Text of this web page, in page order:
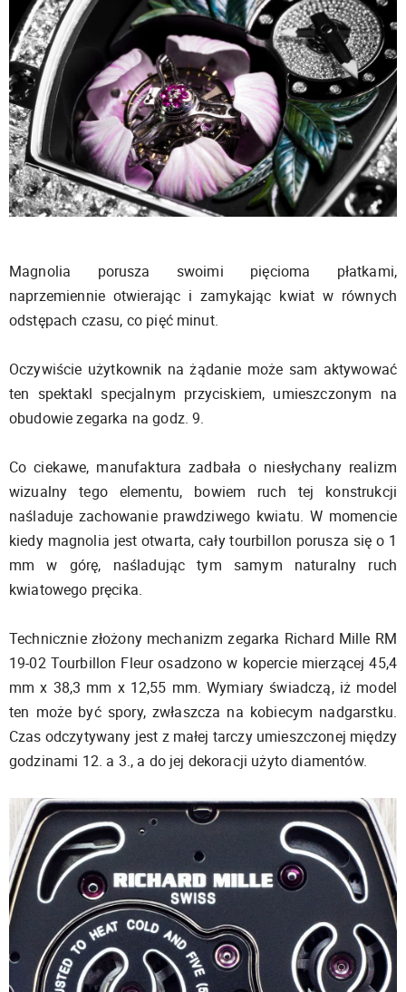
Magnolia porusza swoimi pięcioma płatkami,
naprzemiennie otwierając i zamykając kwiat w równych
odstępach czasu, co pięć minut.
Oczywiście użytkownik na żądanie może sam aktywować
ten spektakl specjalnym przyciskiem, umieszczonym na
obudowie zegarka na godz. 9.
Co ciekawe, manufaktura zadbała o niesłychany realizm
wizualny tego elementu, bowiem ruch tej konstrukcji
naśladuje zachowanie prawdziwego kwiatu. W momencie
kiedy magnolia jest otwarta, cały tourbillon porusza się o 1
mm w górę, naśladując tym samym naturalny ruch
kwiatowego pręcika.
Technicznie złożony mechanizm zegarka Richard Mille RM
19-02 Tourbillon Fleur osadzono w kopercie mierzącej 45,4
mm x 38,3 mm x 12,55 mm. Wymiary świadczą, iż model
ten może być spory, zwłaszcza na kobiecym nadgarstku.
Czas odczytywany jest z małej tarczy umieszczonej między
godzinami 12. a 3., a do jej dekoracji użyto diamentów.